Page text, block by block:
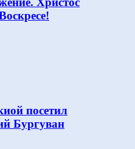
посетил
Бургуван